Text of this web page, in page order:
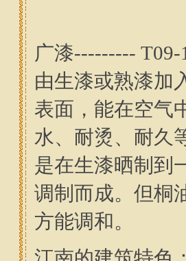
广漆---------
由生漆或熟漆加
表面，能在空气
水、耐烫、耐久
是在生漆晒制到
调制而成。但桐
方能调和。